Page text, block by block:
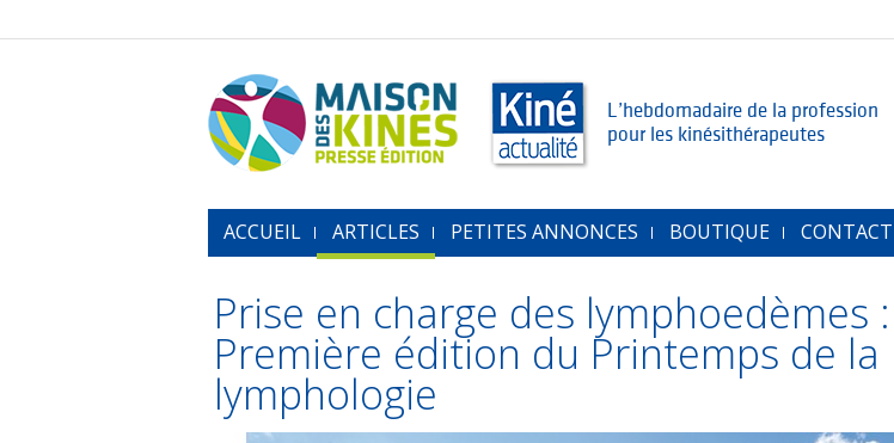
L’hebdomadaire de la profession
pour les kinésithérapeutes
ACCUEIL ARTICLES PETITES ANNONCES BOUTIQUE CONTACT
Prise en charge des lymphoedèmes :
Première édition du Printemps de la
lymphologie